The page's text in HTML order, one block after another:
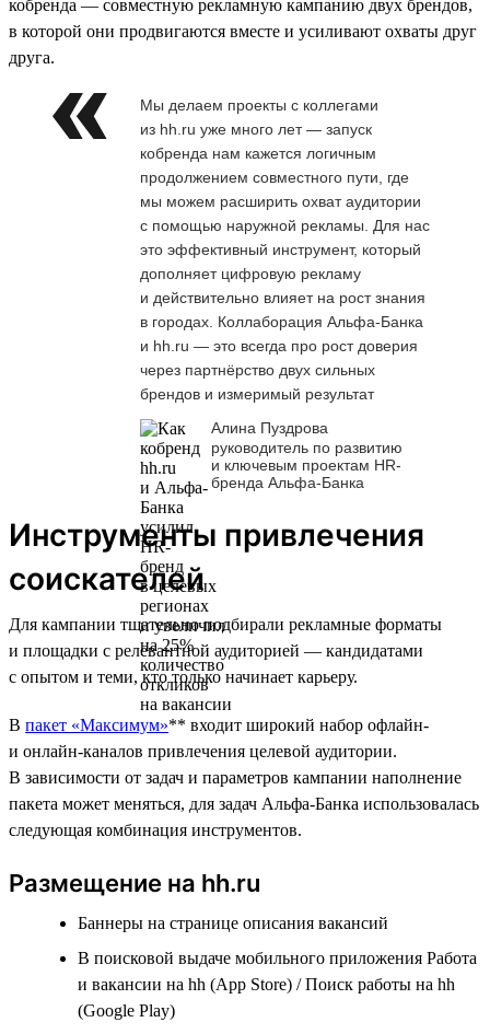
кобренда — совместную рекламную кампанию двух брендов,
в которой они продвигаются вместе и усиливают охваты друг
друга.
Мы делаем проекты с коллегами
из hh.ru уже много лет — запуск
кобренда нам кажется логичным
продолжением совместного пути, где
мы можем расширить охват аудитории
с помощью наружной рекламы. Для нас
это эффективный инструмент, который
дополняет цифровую рекламу
и действительно влияет на рост знания
в городах. Коллаборация Альфа-Банка
и hh.ru — это всегда про рост доверия
через партнёрство двух сильных
брендов и измеримый результат
Алина Пуздрова
руководитель по развитию
и ключевым проектам HR-
бренда Альфа-Банка
Инструменты привлечения
соискателей
Для кампании тщательно подбирали рекламные форматы
и площадки с релевантной аудиторией — кандидатами
с опытом и теми, кто только начинает карьеру.
В пакет «Максимум»** входит широкий набор офлайн-
и онлайн-каналов привлечения целевой аудитории.
В зависимости от задач и параметров кампании наполнение
пакета может меняться, для задач Альфа-Банка использовалась
следующая комбинация инструментов.
Размещение на hh.ru
Баннеры на странице описания вакансий
В поисковой выдаче мобильного приложения Работа
и вакансии на hh (App Store) / Поиск работы на hh
(Google Play)